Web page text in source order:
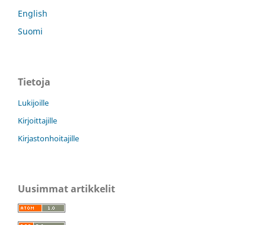
English
Suomi
Tietoja
Lukijoille
Kirjoittajille
Kirjastonhoitajille
Uusimmat artikkelit